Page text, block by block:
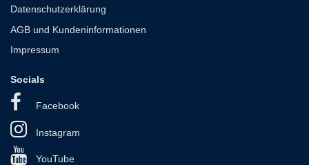
Datenschutzerklärung
AGB und Kundeninformationen
Impressum
Socials
Facebook
Instagram
YouTube